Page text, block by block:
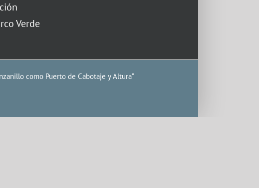
Verde
como Puerto de Cabotaje y Altura”